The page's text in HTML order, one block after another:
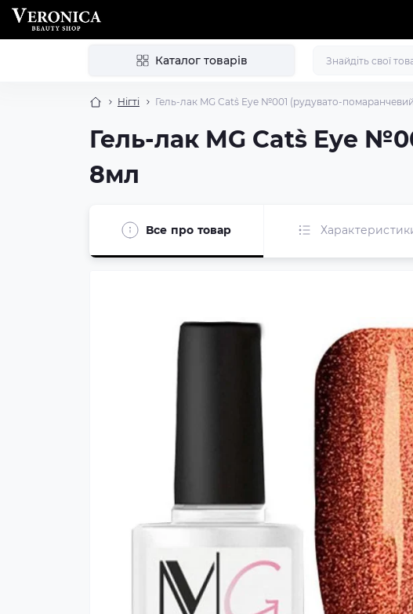
Каталог товарів
Нігті Гель-лак MG Cat`s Eye №001 (рудувато-
Гель-лак MG Cat`s Eye
8мл
Все про товар